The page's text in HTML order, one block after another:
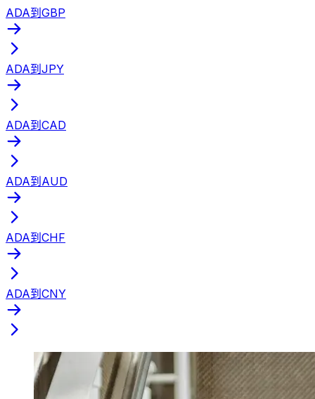
ADA到GBP
ADA到JPY
ADA到CAD
ADA到AUD
ADA到CHF
ADA到CNY